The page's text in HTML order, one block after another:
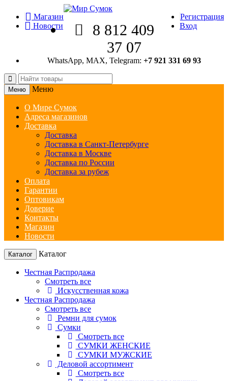
Магазин
Новости
Регистрация
Вход
8 812 409
37 07
WhatsApp, MAX, Telegram: +7 921 331 69 93
Меню Меню
О Мире Сумок
Адреса магазинов
Доставка
Доставка
Доставка в Санкт-Петербурге
Доставка в Москве
Доставка по России
Доставка за рубеж
Оплата
Гарантии
Оптовикам
Доверие
Контакты
Магазин
Новости
Каталог Каталог
Честная Распродажа
Смотреть все
Искусственная кожа
Честная Распродажа
Смотреть все
Ремни для сумок
Сумки
Смотреть все
СУМКИ ЖЕНСКИЕ
СУМКИ МУЖСКИЕ
Деловой ассортимент
Смотреть все